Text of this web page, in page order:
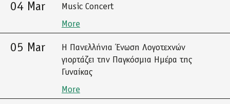
04 Mar
Music Concert
More
05 Mar
Η Πανελλήνια Ένωση Λογοτεχνών
γιορτάζει την Παγκόσμια Ημέρα της
Γυναίκας
More